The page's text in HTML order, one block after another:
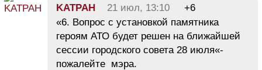
KATPAH 21 июл, 13:10
+6
«6. Вопрос с установкой памятника
героям АТО будет решен на ближайшей
сессии городского совета 28 июля«-
пожалейте мэра.